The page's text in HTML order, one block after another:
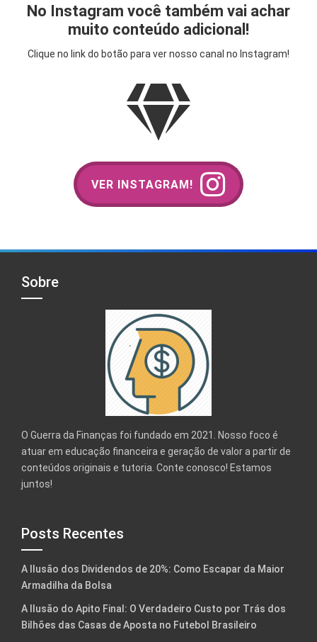
No Instagram você também vai achar
muito conteúdo adicional!
Clique no link do botão para ver nosso canal no Instagram!
VER INSTAGRAM!
Sobre
O Guerra da Finanças foi fundado em 2021. Nosso foco é
atuar em educação financeira e geração de valor a partir de
conteúdos originais e tutoria. Conte conosco! Estamos
juntos!
Posts Recentes
A Ilusão dos Dividendos de 20%: Como Escapar da Maior
Armadilha da Bolsa
A Ilusão do Apito Final: O Verdadeiro Custo por Trás dos
Bilhões das Casas de Aposta no Futebol Brasileiro